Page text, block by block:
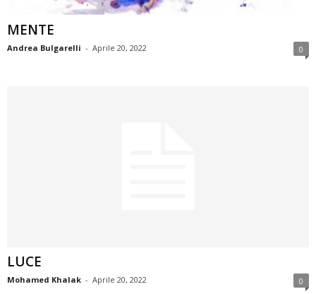
MENTE
Andrea Bulgarelli - Aprile 20, 2022 0
LUCE
Mohamed Khalak - Aprile 20, 2022 0